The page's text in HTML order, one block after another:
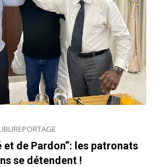
et de Pardon”: les patronats
se détendent !